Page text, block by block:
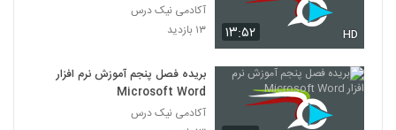
۱۳:۵۲ HD
آکادمی نیک درس
۱۳ بازدید
بریده فصل پنجم آموزش نرم افزار
Microsoft Word
آکادمی نیک درس